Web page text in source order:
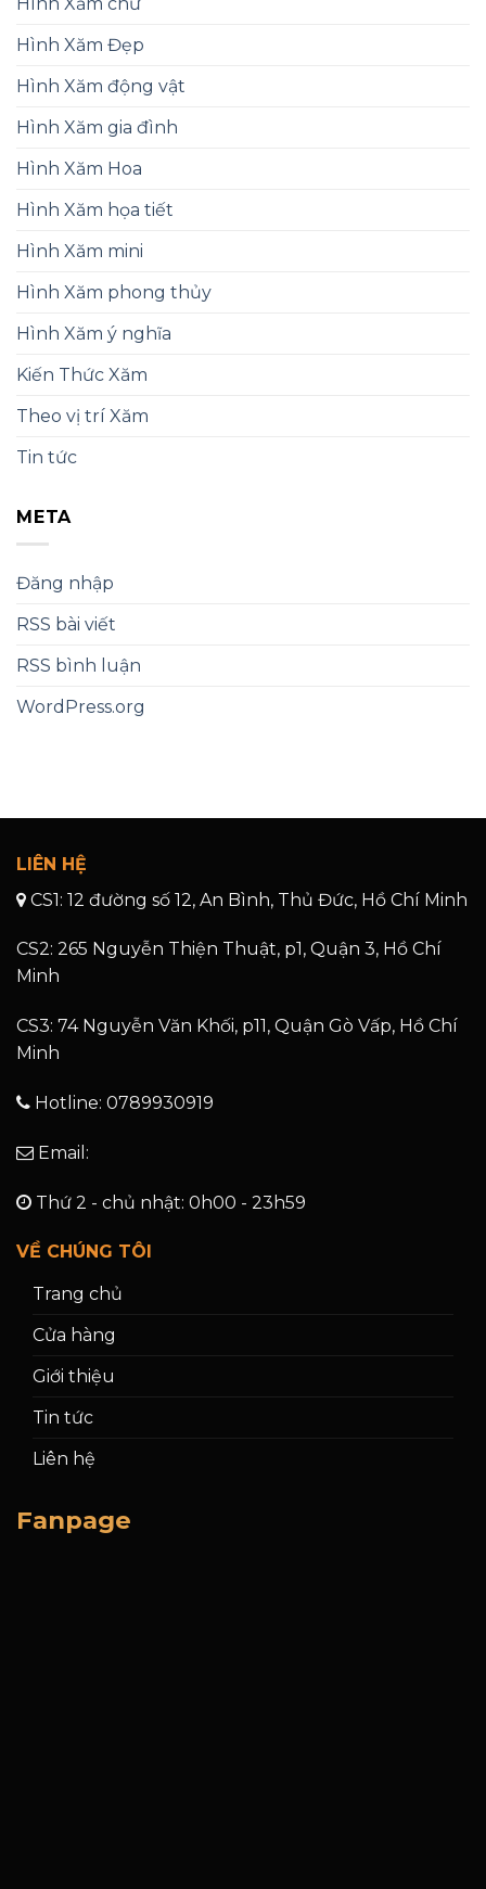
Hình Xăm Đẹp
Hình Xăm động vật
Hình Xăm gia đình
Hình Xăm Hoa
Hình Xăm họa tiết
Hình Xăm mini
Hình Xăm phong thủy
Hình Xăm ý nghĩa
Kiến Thức Xăm
Theo vị trí Xăm
Tin tức
META
Đăng nhập
RSS bài viết
RSS bình luận
WordPress.org
LIÊN HỆ
CS1: 12 đường số 12, An Bình, Thủ Đức, Hồ Chí Minh
CS2: 265 Nguyễn Thiện Thuật, p1, Quận 3, Hồ Chí
Minh
CS3: 74 Nguyễn Văn Khối, p11, Quận Gò Vấp, Hồ Chí
Minh
Hotline: 0789930919
Email:
Thứ 2 - chủ nhật: 0h00 - 23h59
VỀ CHÚNG TÔI
Trang chủ
Cửa hàng
Giới thiệu
Tin tức
Liên hệ
Fanpage